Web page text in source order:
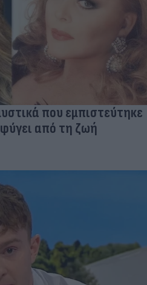
που εμπιστεύτηκε
από τη ζωή